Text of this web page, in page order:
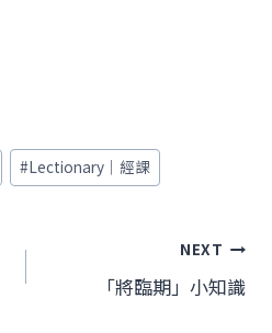
#Lectionary｜經課
NEXT
「將臨期」小知識